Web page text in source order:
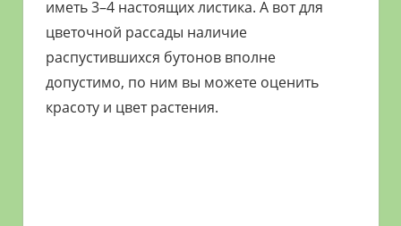
иметь 3–4 настоящих листика. А вот для
цветочной рассады наличие
распустившихся бутонов вполне
допустимо, по ним вы можете оценить
красоту и цвет растения.